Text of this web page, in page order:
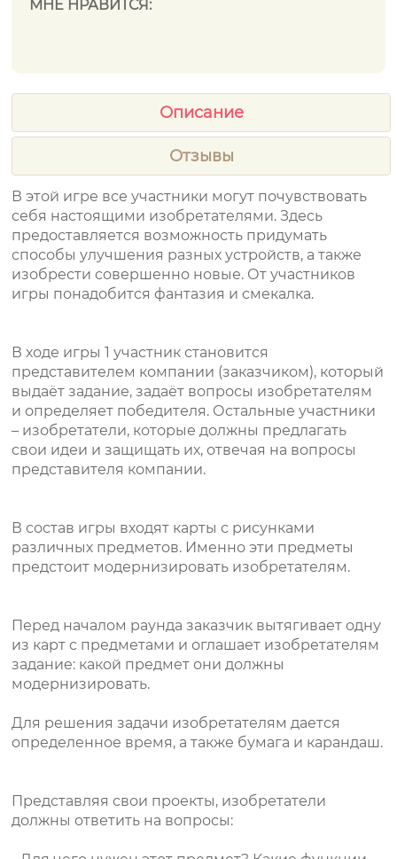
МНЕ НРАВИТСЯ:
Описание
Отзывы
В этой игре все участники могут почувствовать
себя настоящими изобретателями. Здесь
предоставляется возможность придумать
способы улучшения разных устройств, а также
изобрести совершенно новые. От участников
игры понадобится фантазия и смекалка.
В ходе игры 1 участник становится
представителем компании (заказчиком), который
выдаёт задание, задаёт вопросы изобретателям
и определяет победителя. Остальные участники
– изобретатели, которые должны предлагать
свои идеи и защищать их, отвечая на вопросы
представителя компании.
В состав игры входят карты с рисунками
различных предметов. Именно эти предметы
предстоит модернизировать изобретателям.
Перед началом раунда заказчик вытягивает одну
из карт с предметами и оглашает изобретателям
задание: какой предмет они должны
модернизировать.
Для решения задачи изобретателям дается
определенное время, а также бумага и карандаш.
Представляя свои проекты, изобретатели
должны ответить на вопросы: